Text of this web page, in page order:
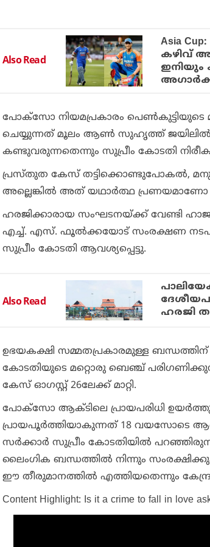
Also Read
Asia
കഴിവ്
ഇനിയും
പോക്‌സോ നിയമപ്രകാരം
ചെയ്യുന്നത് മൂലം ആണ്‍ സുഹൃത്ത്
കണ്ടുവരുന്നതെന്നും സുപ്രീം കോടതി
പ്രസ്തുത കേസ് തട്ടിക്കൊണ്ടുപോകല്‍,
അല്ലെങ്കില്‍ അത് യഥാര്‍ത്ഥ പ്രണയമാണോ
ഹരജിക്കാരായ സംഘടനയ്ക്ക് വേണ്ടി
എച്ച്. എസ്. ഫൂല്‍ക്കയോട് സംരക്ഷണ
സുപ്രീം കോടതി ആവശ്യപ്പെട്ടു.
Also Read
ഹരജി
ഉഭയകക്ഷി സമ്മതപ്രകാരമുള്ള ബന്ധത്തിന്
കോടതിയുടെ മറ്റൊരു ബെഞ്ച്
കേസ് ഓഗസ്റ്റ് 26ലേക്ക് മാറ്റി.
പോക്‌സോ ആക്ടിലെ പ്രായപരിധി
പ്രായപൂര്‍ത്തിയാകുന്നത് 18 വയസോടെ
സര്‍ക്കാര്‍ സുപ്രീം കോടതിയില്‍
ലൈംഗിക ബന്ധത്തില്‍ നിന്നും
ഈ തീരുമാനത്തില്‍ എത്തിയതെന്നും
Content Highlight: Is it a crime to fall in love